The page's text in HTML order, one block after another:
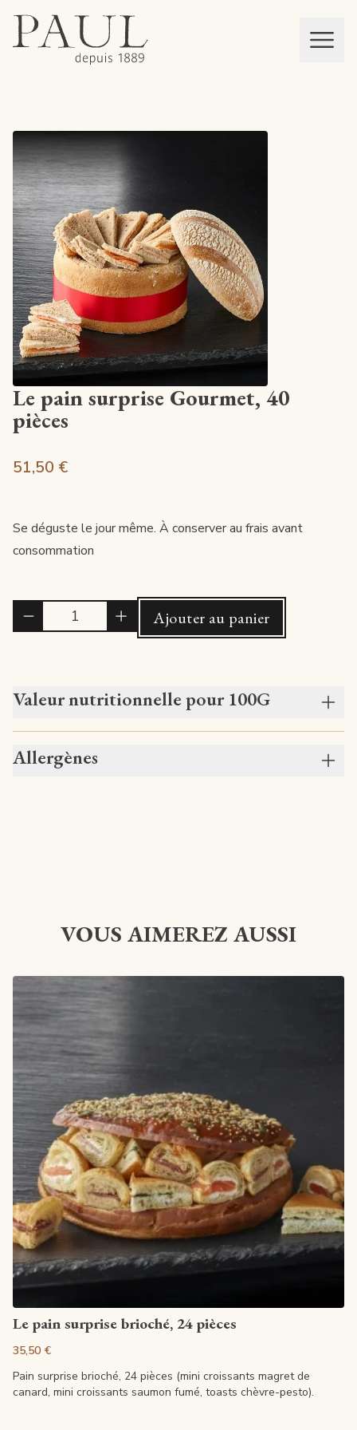
Mon panier
Le pain surprise Gourmet, 40
pièces
51,50 €
Se déguste le jour même. À conserver au frais avant
consommation
Ajouter au panier
Valeur nutritionnelle pour 100G
Allergènes
VOUS AIMEREZ AUSSI
Voir la fiche
Le pain surprise brioché, 24 pièces
35,50 €
Pain surprise brioché, 24 pièces (mini croissants magret de
canard, mini croissants saumon fumé, toasts chèvre-pesto).